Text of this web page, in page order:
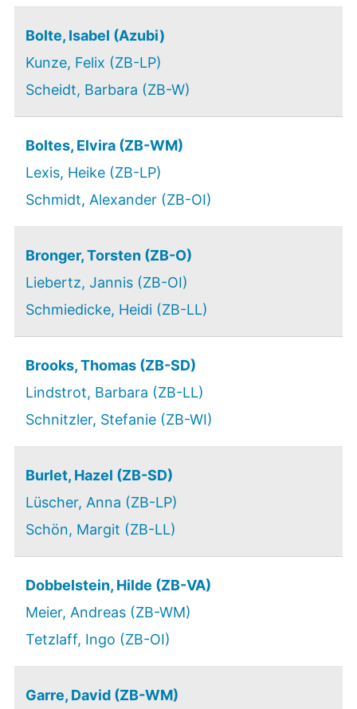
Bolte, Isabel (Azubi)
Kunze, Felix (ZB-LP)
Scheidt, Barbara (ZB-W)
Boltes, Elvira (ZB-WM)
Lexis, Heike (ZB-LP)
Schmidt, Alexander (ZB-OI)
Bronger, Torsten (ZB-O)
Liebertz, Jannis (ZB-OI)
Schmiedicke, Heidi (ZB-LL)
Brooks, Thomas (ZB-SD)
Lindstrot, Barbara (ZB-LL)
Schnitzler, Stefanie (ZB-WI)
Burlet, Hazel (ZB-SD)
Lüscher, Anna (ZB-LP)
Schön, Margit (ZB-LL)
Dobbelstein, Hilde (ZB-VA)
Meier, Andreas (ZB-WM)
Tetzlaff, Ingo (ZB-OI)
Garre, David (ZB-WM)